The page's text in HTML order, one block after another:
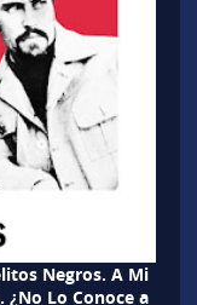
Negros. A Mi
Lo Conoce a